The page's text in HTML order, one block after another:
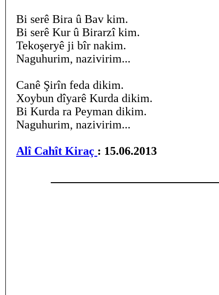
Bi serê Bira û Bav kim.
Bi serê Kur û Birarzî kim.
Tekoşeryê ji bîr nakim.
Naguhurim, nazivirim...
Canê Şirîn feda dikim.
Xoybun dîyarê Kurda dikim.
Bi Kurda ra Peyman dikim.
Naguhurim, nazivirim...
Alî Cahît Kiraç : 15.06.2013